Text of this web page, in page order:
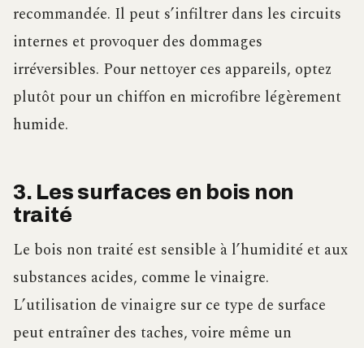
recommandée. Il peut s’infiltrer dans les circuits
internes et provoquer des dommages
irréversibles. Pour nettoyer ces appareils, optez
plutôt pour un chiffon en microfibre légèrement
humide.
3. Les surfaces en bois non
traité
Le bois non traité est sensible à l’humidité et aux
substances acides, comme le vinaigre.
L’utilisation de vinaigre sur ce type de surface
peut entraîner des taches, voire même un